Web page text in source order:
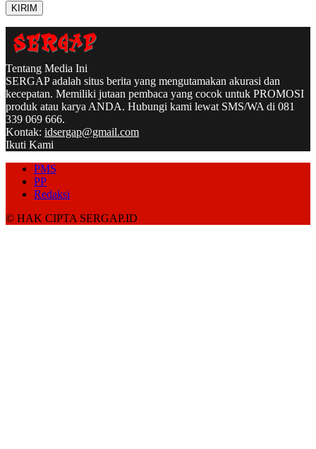
Tentang Media Ini
SERGAP adalah situs berita yang mengutamakan akurasi dan
kecepatan. Memiliki jutaan pembaca yang cocok untuk PROMOSI
produk atau karya ANDA. Hubungi kami lewat SMS/WA di 081
339 069 666.
Kontak: idsergap@gmail.com
Ikuti Kami
PMS
PP
Redaksi
© HAK CIPTA SERGAP.ID